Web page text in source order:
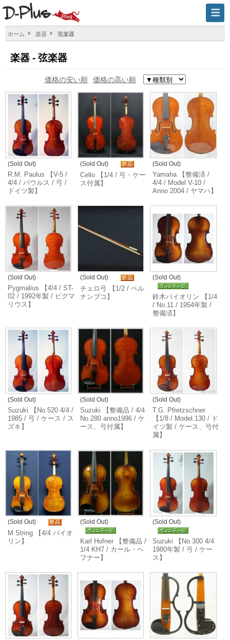
ホーム 楽器 弦楽器
楽器 - 弦楽器
価格の安い順 価格の高い順
(Sold Out)
R.M. Paulus 【V-5 /
4/4 / パウルス / 弓 /
ドイツ製】
(Sold Out)
Cello 【1/4 / 弓・ケー
ス付属】
(Sold Out)
Yamaha 【整備済 /
4/4 / Model V-10 /
Anno 2004 / ヤマハ】
(Sold Out)
Pygmalius 【4/4 / ST-
02 / 1992年製 / ピグマ
リウス】
(Sold Out)
チェロ弓 【1/2 / ペル
ナンブコ】
(Sold Out)
鈴木バイオリン 【1/4
/ No.11 / 1954年製 /
整備済】
(Sold Out)
Suzuki 【No.520 4/4 /
1985 / 弓 / ケース / ス
ズキ】
(Sold Out)
Suzuki 【整備品 / 4/4
No.280 anno1996 / ケ
ース、弓付属】
(Sold Out)
T.G. Pfretzschner
【1/8 / Model.130 / ド
イツ製 / ケース、弓付
属】
(Sold Out)
M String 【4/4 バイオ
リン】
(Sold Out)
Karl Hofner 【整備品 /
1/4 KH7 / カール・ヘ
フナー】
(Sold Out)
Suzuki 【No.300 4/4
1980年製 / 弓 / ケー
ス】